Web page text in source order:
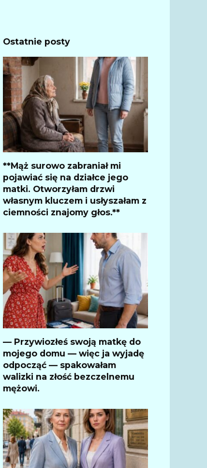
Ostatnie posty
**Mąż surowo zabraniał mi
pojawiać się na działce jego
matki. Otworzyłam drzwi
własnym kluczem i usłyszałam z
ciemności znajomy głos.**
— Przywiozłeś swoją matkę do
mojego domu — więc ja wyjadę
odpocząć — spakowałam
walizki na złość bezczelnemu
mężowi.